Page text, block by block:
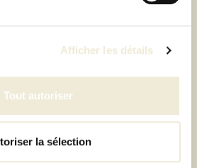
Afficher les détails
Tout autoriser
la sélection